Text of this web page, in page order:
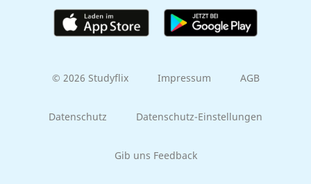
© 2026 Studyflix Impressum AGB
Datenschutz Datenschutz-Einstellungen
Gib uns Feedback